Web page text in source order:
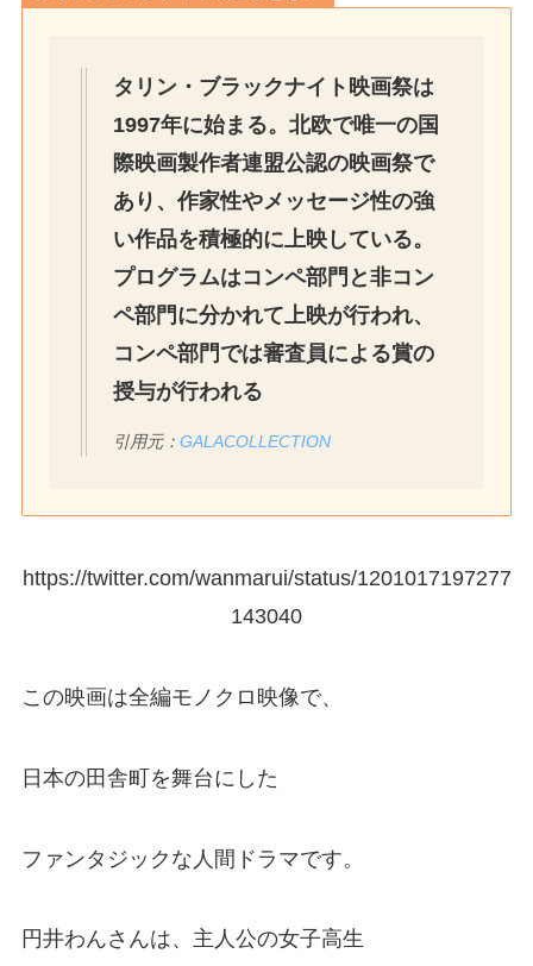
タリン・ブラックナイト映画祭は
1997年に始まる。北欧で唯一の国
際映画製作者連盟公認の映画祭で
あり、作家性やメッセージ性の強
い作品を積極的に上映している。
プログラムはコンペ部門と非コン
ペ部門に分かれて上映が行われ、
コンペ部門では審査員による賞の
授与が行われる
引用元：GALACOLLECTION
https://twitter.com/wanmarui/status/1201017197277
143040
この映画は全編モノクロ映像で、
日本の田舎町を舞台にした
ファンタジックな人間ドラマです。
円井わんさんは、主人公の女子高生